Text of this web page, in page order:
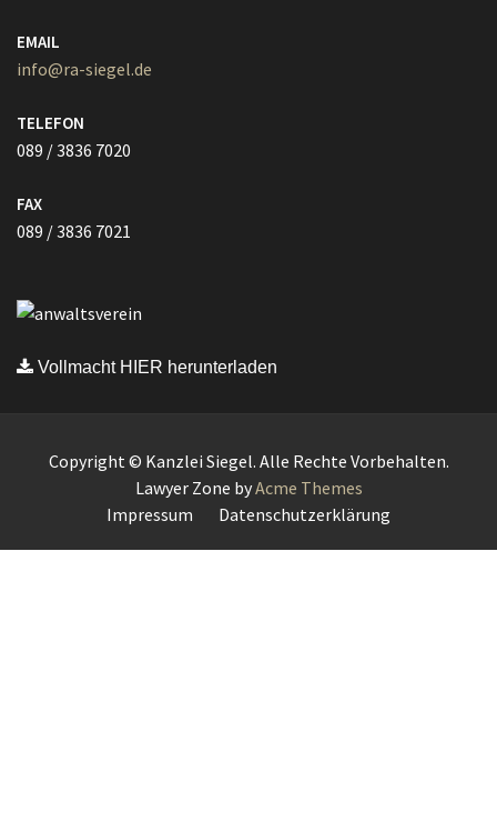
EMAIL
info@ra-siegel.de
TELEFON
089 / 3836 7020
FAX
089 / 3836 7021
Vollmacht HIER herunterladen
Copyright © Kanzlei Siegel. Alle Rechte Vorbehalten.
Lawyer Zone byAcme Themes
Impressum
Datenschutzerklärung